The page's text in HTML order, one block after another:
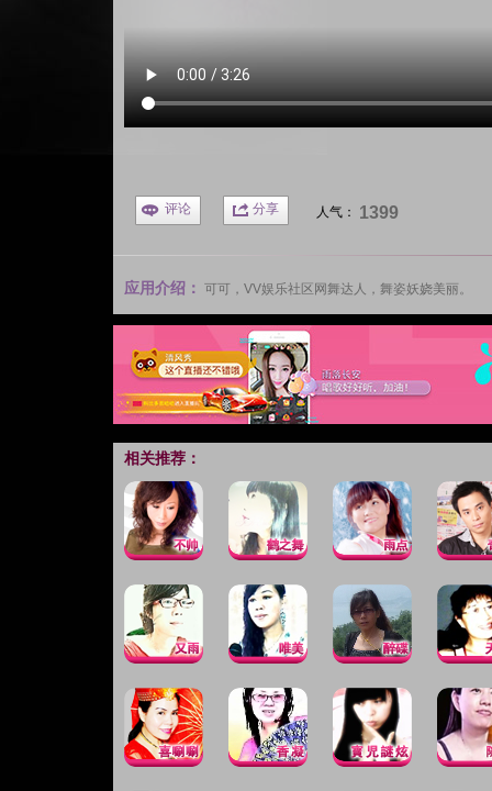
评论 分享 人气： 1399
应用介绍： 可可， VV娱乐社区 网舞达人，舞姿妖娆美丽。
相关推荐：